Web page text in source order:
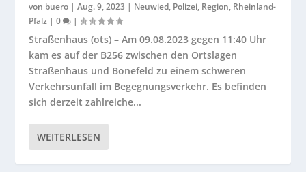
von buero |Aug. 9, 2023 | Neuwied, Polizei, Region, Rheinland-
Pfalz |0 |
Straßenhaus (ots) – Am 09.08.2023 gegen 11:40 Uhr
kam es auf der B256 zwischen den Ortslagen
Straßenhaus und Bonefeld zu einem schweren
Verkehrsunfall im Begegnungsverkehr. Es befinden
sich derzeit zahlreiche...
WEITERLESEN